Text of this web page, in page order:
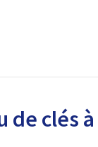
de clés